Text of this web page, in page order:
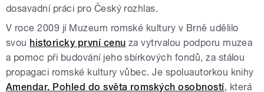
dosavadní práci pro Český rozhlas.
V roce 2009 jí Muzeum romské kultury v Brně udělilo
svou historicky první cenu za vytrvalou podporu muzea
a pomoc při budování jeho sbírkových fondů, za stálou
propagaci romské kultury vůbec. Je spoluautorkou knihy
Amendar. Pohled do světa romských osobností, která